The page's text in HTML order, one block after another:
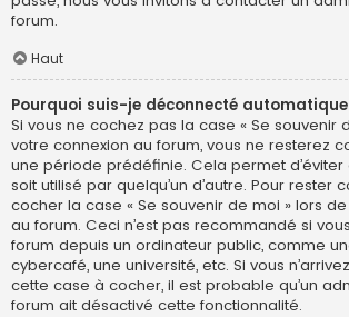
forum.
Haut
Pourquoi suis-je déconnecté
Si vous ne cochez pas la case « Se souvenir
votre connexion au forum, vous ne resterez
une période prédéfinie. Cela permet
soit utilisé par quelqu’un d’autre. Pour rester
cocher la case « Se souvenir de moi » lors
au forum. Ceci n’est pas recommandé si
forum depuis un ordinateur public, comme
cybercafé, une université, etc. Si vous
cette case à cocher, il est probable qu’un
forum ait désactivé cette fonctionnalité.